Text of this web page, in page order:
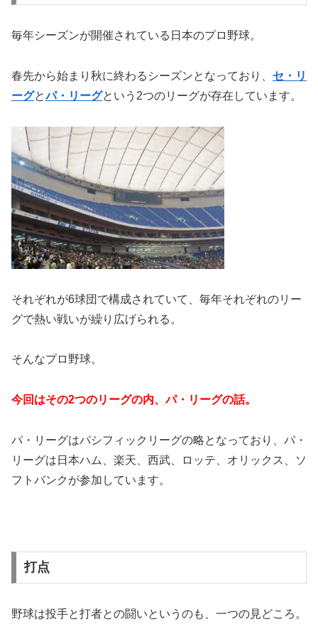
毎年シーズンが開催されている日本のプロ野球。
春先から始まり秋に終わるシーズンとなっており、 セ・リ
ーグとパ・リーグという2つのリーグが存在しています。
それぞれが6球団で構成されていて、毎年それぞれのリー
グで熱い戦いが繰り広げられる。
そんなプロ野球。
今回はその2つのリーグの内、パ・リーグの話。
パ・リーグはパシフィックリーグの略となっており、パ・
リーグは日本ハム、楽天、西武、ロッテ、オリックス、ソ
フトバンクが参加しています。
打点
野球は投手と打者との闘いというのも、一つの見どころ。